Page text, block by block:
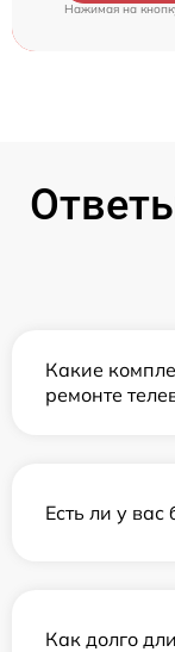
Нажимая на
Какие
ремонте
Есть ли у вас
Как долго